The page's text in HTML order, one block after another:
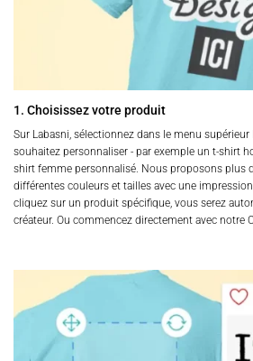
1. Choisissez votre produit
Sur Labasni, sélectionnez dans le menu
souhaitez personnaliser - par exemple un t-shirt
shirt femme personnalisé. Nous proposons plus
différentes couleurs et tailles avec une
cliquez sur un produit spécifique, vous serez
créateur. Ou commencez directement avec notre